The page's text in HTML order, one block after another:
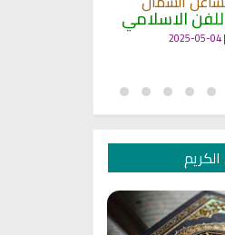
الاسلامي